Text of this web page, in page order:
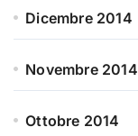
Dicembre 2014
Novembre 2014
Ottobre 2014